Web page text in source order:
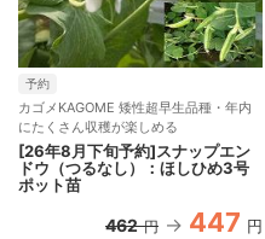
予約
カゴメKAGOME 矮性超早生品種・年内
にたくさん収穫が楽しめる
[26年8月下旬予約]スナップエン
ドウ（つるなし）：ほしひめ3号
ポット苗
462 円 447 円